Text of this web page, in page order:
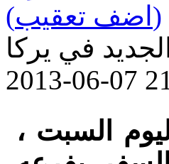
(اضف تعقيب)
في يركا
2013-06-07
السبت ،